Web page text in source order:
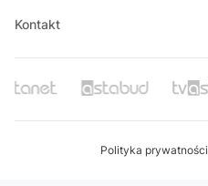
Kontakt
Polityka prywatności